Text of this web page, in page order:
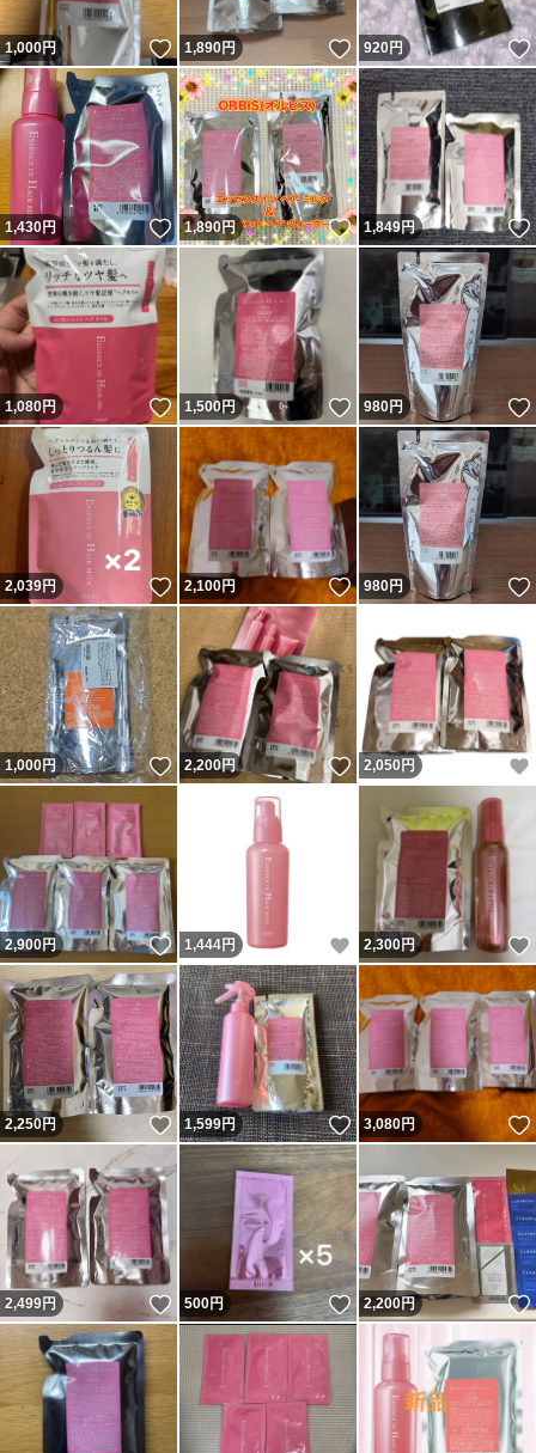
1,000円 いいね！
1,890円 いいね！
920円
1,430円 いいね！
1,890円 いいね！
1,849円
1,080円 いいね！
1,500円 いいね！
980円
2,039円 いいね！
2,100円 いいね！
980円
1,000円 いいね！
2,200円 いいね！
2,050 円
2,900円 いいね！
1,444円 いいね！
2,300円
2,250円 いいね！
1,599円 いいね！
3,080円
2,499円 いいね！
500円 いいね！
2,200円